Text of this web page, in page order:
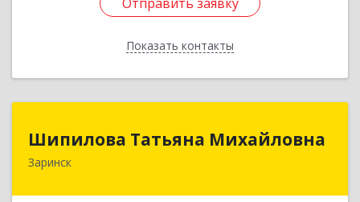
Показать контакты
Назад
Шипилова Татьяна Михайловна
Заринск
Шипилова Татьяна Михайловна